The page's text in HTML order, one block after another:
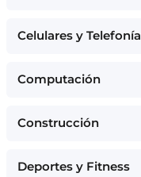
Celulares y Telefonía
Computación
Construcción
Deportes y Fitness